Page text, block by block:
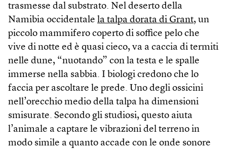
trasmesse dal substrato. Nel deserto della
Namibia occidentale la talpa dorata di Grant, un
piccolo mammifero coperto di soffice pelo che
vive di notte ed è quasi cieco, va a caccia di termiti
nelle dune, “nuotando” con la testa e le spalle
immerse nella sabbia. I biologi credono che lo
faccia per ascoltare le prede. Uno degli ossicini
nell’orecchio medio della talpa ha dimensioni
smisurate. Secondo gli studiosi, questo aiuta
l’animale a captare le vibrazioni del terreno in
modo simile a quanto accade con le onde sonore